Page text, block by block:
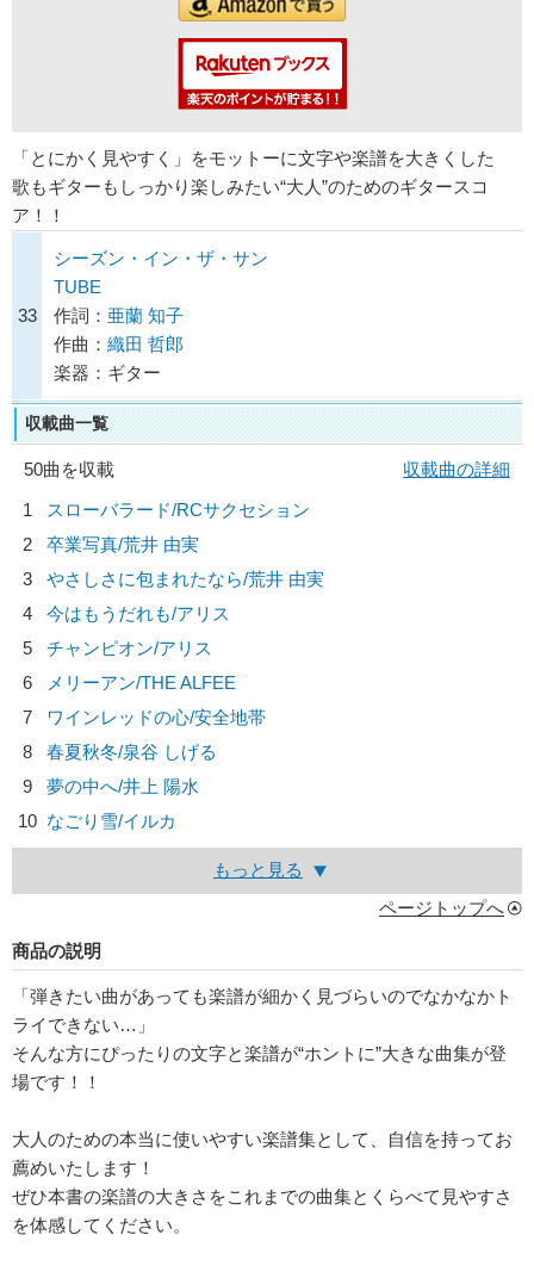
「とにかく見やすく」をモットーに文字や楽譜を大きくした
歌もギターもしっかり楽しみたい“大人”のためのギタースコ
ア！！
33
シーズン・イン・ザ・サン
TUBE
作詞： 亜蘭 知子
作曲： 織田 哲郎
楽器：ギター
収載曲一覧
50曲を収載
収載曲の詳細
1
スローバラード/RCサクセション
2
卒業写真/荒井 由実
3
やさしさに包まれたなら/荒井 由実
4
今はもうだれも/アリス
5
チャンピオン/アリス
6
メリーアン/THE ALFEE
7
ワインレッドの心/安全地帯
8
春夏秋冬/泉谷 しげる
9
夢の中へ/井上 陽水
10 なごり雪/イルカ
もっと見る
ページトップへ
商品の説明
「弾きたい曲があっても楽譜が細かく見づらいのでなかなかト
ライできない…」
そんな方にぴったりの文字と楽譜が“ホントに”大きな曲集が登
場です！！
大人のための本当に使いやすい楽譜集として、自信を持ってお
薦めいたします！
ぜひ本書の楽譜の大きさをこれまでの曲集とくらべて見やすさ
を体感してください。